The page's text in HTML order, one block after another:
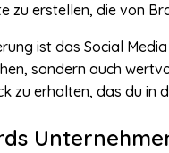
erstellen, die von
ist das Social
sondern auch
erhalten, das du in